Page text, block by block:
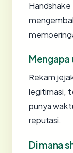
Handshake
Mengapa
Rekam
legitimasi,
punya
reputasi.
Di mana